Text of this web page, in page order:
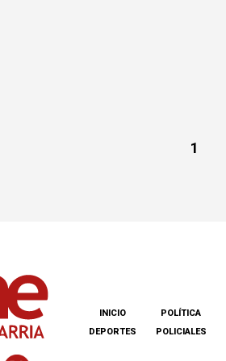
1
INICIO
DEPORTES
POLÍTICA
POLICIALES